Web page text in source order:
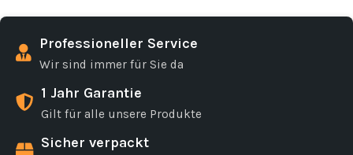
Professioneller Service
Wir sind immer für Sie da
1 Jahr Garantie
Gilt für alle unsere Produkte
Sicher verpackt